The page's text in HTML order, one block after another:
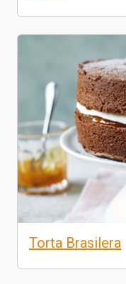
Torta Brasilera